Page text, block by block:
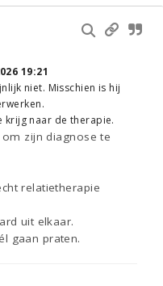
19:21
niet. Misschien is hij
krijg naar de therapie.
zijn diagnose te
relatietherapie
uit elkaar.
gaan praten.